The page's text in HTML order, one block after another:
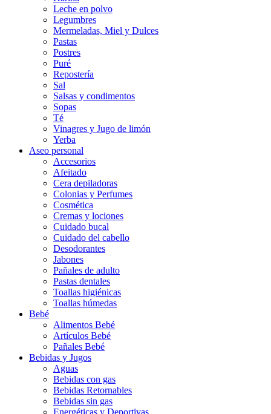
Leche en polvo
Legumbres
Mermeladas, Miel y Dulces
Pastas
Postres
Puré
Repostería
Sal
Salsas y condimentos
Sopas
Té
Vinagres y Jugo de limón
Yerba
Aseo personal
Accesorios
Afeitado
Cera depiladoras
Colonias y Perfumes
Cosmética
Cremas y lociones
Cuidado bucal
Cuidado del cabello
Desodorantes
Jabones
Pañales de adulto
Pastas dentales
Toallas higiénicas
Toallas húmedas
Bebé
Alimentos Bebé
Artículos Bebé
Pañales Bebé
Bebidas y Jugos
Aguas
Bebidas con gas
Bebidas Retornables
Bebidas sin gas
Energéticas y Deportivas